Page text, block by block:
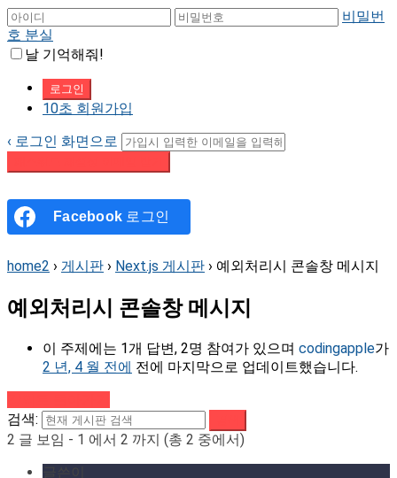
비밀번
호 분실
날 기억해줘!
10초 회원가입
‹ 로그인 화면으로
Facebook 로그인
home2 › 게시판 › Next.js 게시판 › 예외처리시 콘솔창 메시지
예외처리시 콘솔창 메시지
이 주제에는 1개 답변, 2명 참여가 있으며 codingapple가
2 년, 4 월 전에 전에 마지막으로 업데이트했습니다.
검색:
2 글 보임 - 1 에서 2 까지 (총 2 중에서)